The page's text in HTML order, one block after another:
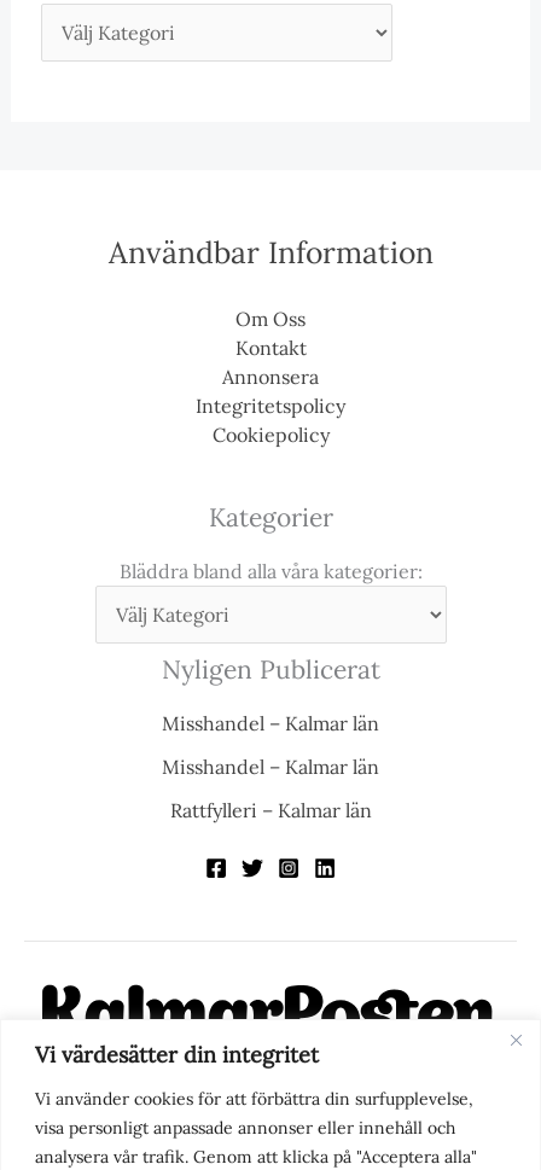
Vi värdesätter din integritet
Vi använder cookies för att förbättra din surfupplevelse,
visa personligt anpassade annonser eller innehåll och
analysera vår trafik. Genom att klicka på "Acceptera alla"
Användbar Information
Om Oss
Kontakt
Annonsera
Integritetspolicy
Cookiepolicy
Kategorier
Bläddra bland alla våra kategorier:
Nyligen Publicerat
Misshandel – Kalmar län
Misshandel – Kalmar län
Rattfylleri – Kalmar län
KalmarPosten är en modern lokalnyhetstidning på nätet. Med
fokus på Kalmarregionen, men också med blick för det större
perspektivet, vill vi vara din självklara kanal för nyheter,
berättelser och engagemang. KalmarPosten grundades 1988 och